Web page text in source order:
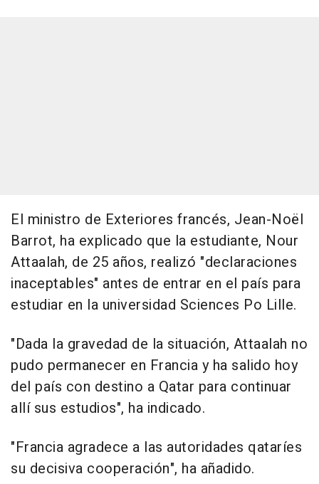
El ministro de Exteriores francés, Jean-Noël
Barrot, ha explicado que la estudiante, Nour
Attaalah, de 25 años, realizó "declaraciones
inaceptables" antes de entrar en el país para
estudiar en la universidad Sciences Po Lille.
"Dada la gravedad de la situación, Attaalah no
pudo permanecer en Francia y ha salido hoy
del país con destino a Qatar para continuar
allí sus estudios", ha indicado.
"Francia agradece a las autoridades qataríes
su decisiva cooperación", ha añadido.